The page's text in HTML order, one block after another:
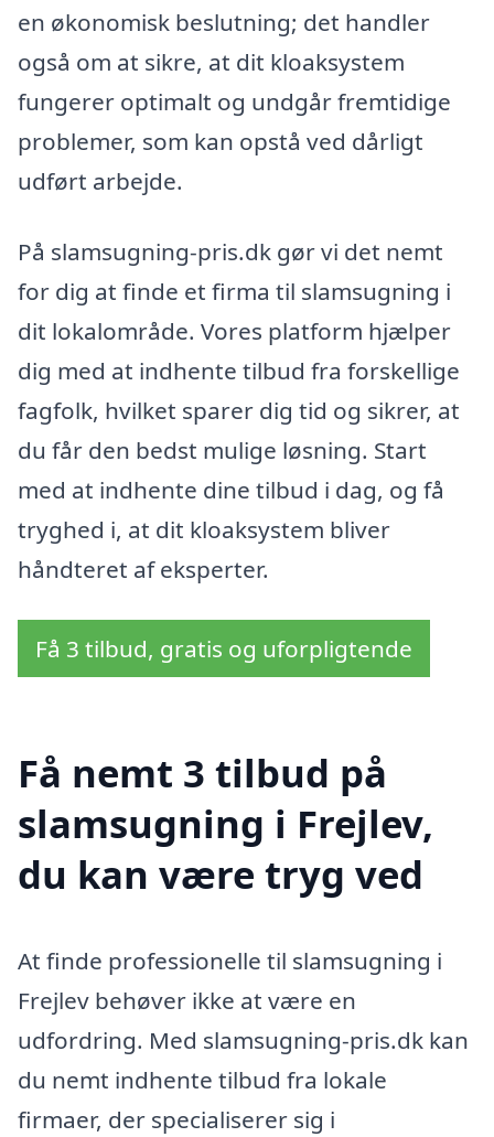
en økonomisk beslutning; det handler
også om at sikre, at dit kloaksystem
fungerer optimalt og undgår fremtidige
problemer, som kan opstå ved dårligt
udført arbejde.
På slamsugning-pris.dk gør vi det nemt
for dig at finde et firma til slamsugning i
dit lokalområde. Vores platform hjælper
dig med at indhente tilbud fra forskellige
fagfolk, hvilket sparer dig tid og sikrer, at
du får den bedst mulige løsning. Start
med at indhente dine tilbud i dag, og få
tryghed i, at dit kloaksystem bliver
håndteret af eksperter.
Få 3 tilbud, gratis og uforpligtende
Få nemt 3 tilbud på
slamsugning i Frejlev,
du kan være tryg ved
At finde professionelle til slamsugning i
Frejlev behøver ikke at være en
udfordring. Med slamsugning-pris.dk kan
du nemt indhente tilbud fra lokale
firmaer, der specialiserer sig i